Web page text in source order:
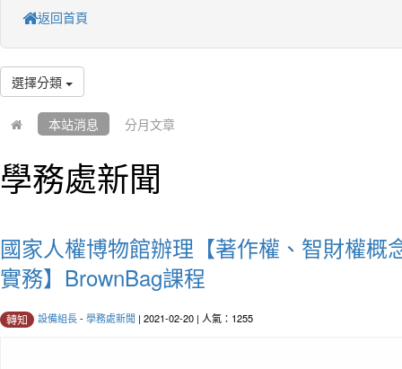
返回首頁
選擇分類
本站消息 分月文章
學務處新聞
國家人權博物館辦理【著作權、智財權概
實務】BrownBag課程
轉知 設備組長- 學務處新聞 | 2021-02-20 | 人氣：1255